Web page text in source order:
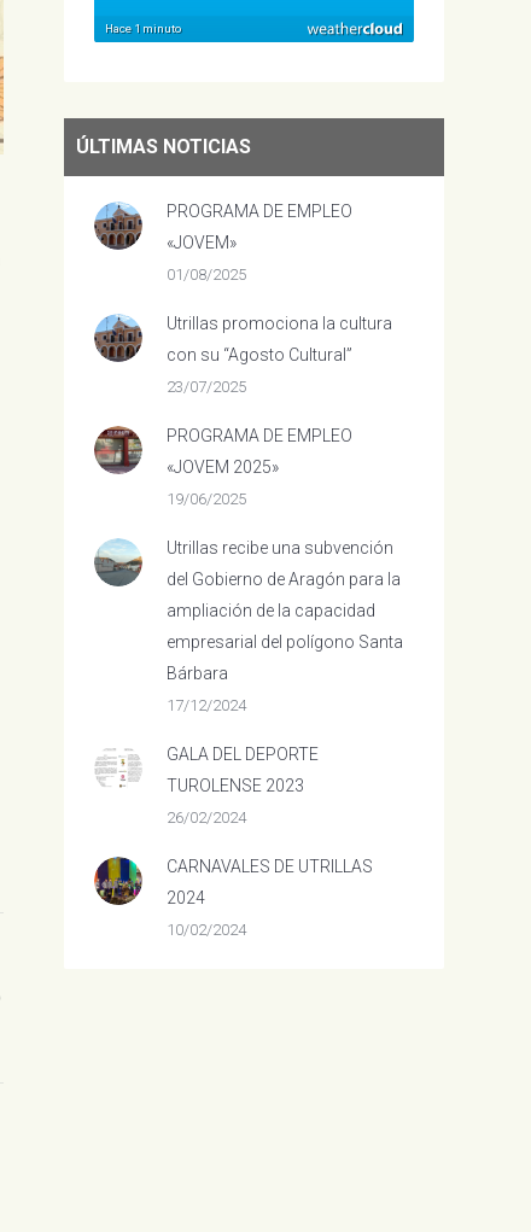
ÚLTIMAS NOTICIAS
PROGRAMA DE EMPLEO
«JOVEM»
01/08/2025
Utrillas promociona la cultura
con su “Agosto Cultural”
23/07/2025
PROGRAMA DE EMPLEO
«JOVEM 2025»
19/06/2025
Utrillas recibe una subvención
del Gobierno de Aragón para la
ampliación de la capacidad
empresarial del polígono Santa
Bárbara
17/12/2024
GALA DEL DEPORTE
TUROLENSE 2023
26/02/2024
CARNAVALES DE UTRILLAS
2024
10/02/2024